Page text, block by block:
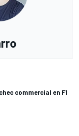
commercial en F1